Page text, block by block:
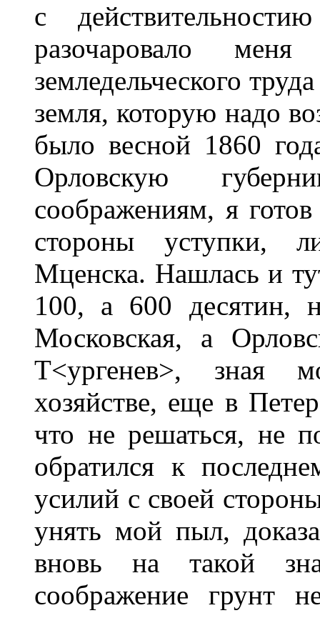
с
разочаровало
земледельческого
земля, которую надо
было весной 1860
Орловскую
соображениям, я
стороны уступки,
Мценска. Нашлась и
100, а 600
Московская, а
Т<ургенев>, зная
хозяйстве, еще в
что не решаться, не
обратился к
усилий с своей
унять мой пыл,
вновь на такой
соображение грунт